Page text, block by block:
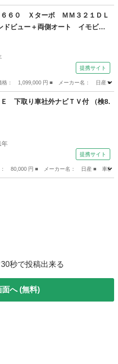
その他
６６０ Ｘターボ ＭＭ３２１ＤＬ
ドビュー＋両側オート イモビラ
ナー レーンキープ 地デジ イ
電動ドア アイドリングストッ
ラ ＥＴＣ ドラレコ オートエ
提携サイト
： 1,099,000 円 ■ メーカー名： 日産 ■
Ｅ 下取り車社外ナビＴＶ付 （検8.
年
提携サイト
80,000 円 ■ メーカー名： 日産 ■ 車
秒で投稿出来る
へ (無料)